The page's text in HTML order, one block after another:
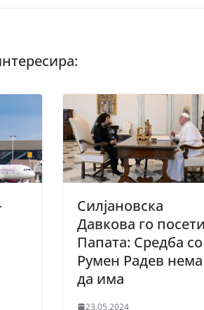
Силјановска
Давкова го посети
Папата: Средба со
Румен Радев нема
да има
23.05.2024